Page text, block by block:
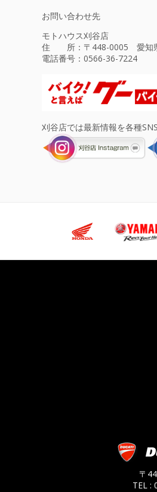
お問い合わせ先
モトハウス刈谷店
住 所：〒448-0005 愛知県
電話番号： 0566-36-7224
刈谷店では最新情報を各種
〒
TEL :